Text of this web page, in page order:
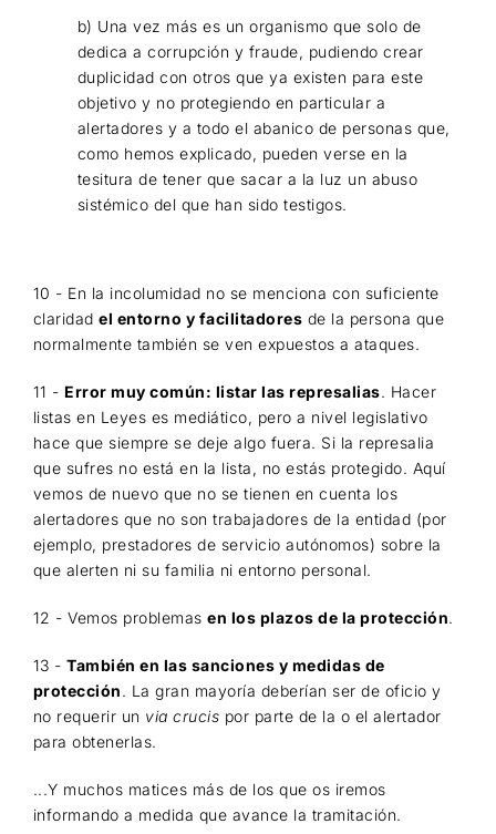
b) Una vez más es un organismo que solo de
dedica a corrupción y fraude, pudiendo crear
duplicidad con otros que ya existen para este
objetivo y no protegiendo en particular a
alertadores y a todo el abanico de personas que,
como hemos explicado, pueden verse en la
tesitura de tener que sacar a la luz un abuso
sistémico del que han sido testigos.
10 - En la incolumidad no se menciona con suficiente
claridadel entorno y facilitadores de la persona que
normalmente también se ven expuestos a ataques.
11 - Error muy común: listar las represalias. Hacer
listas en Leyes es mediático, pero a nivel legislativo
hace que siempre se deje algo fuera. Si la represalia
que sufres no está en la lista, no estás protegido. Aquí
vemos de nuevo que no se tienen en cuenta los
alertadores que no son trabajadores de la entidad (por
ejemplo, prestadores de servicio autónomos) sobre la
que alerten ni su familia ni entorno personal.
12 - Vemos problemasen los plazos de la protección.
13 -También en las sanciones y medidas de
protección. La gran mayoría deberían ser de oficio y
no requerir un via crucis por parte de la o el alertador
para obtenerlas.
...Y muchos matices más de los que os iremos
informando a medida que avance la tramitación.